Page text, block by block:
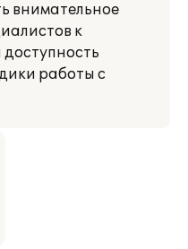
внимательное
к
доступность
работы с